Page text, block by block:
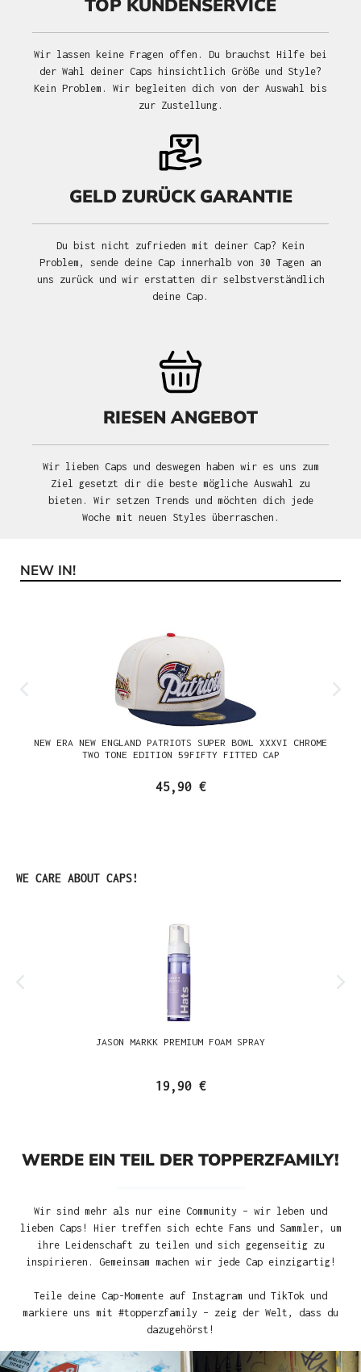
TOP KUNDENSERVICE
Wir lassen keine Fragen offen. Du brauchst Hilfe bei
der Wahl deiner Caps hinsichtlich Größe und Style?
Kein Problem. Wir begleiten dich von der Auswahl bis
zur Zustellung.
GELD ZURÜCK GARANTIE
Du bist nicht zufrieden mit deiner Cap? Kein
Problem, sende deine Cap innerhalb von 30 Tagen an
uns zurück und wir erstatten dir selbstverständlich
deine Cap.
RIESEN ANGEBOT
Wir lieben Caps und deswegen haben wir es uns zum
Ziel gesetzt dir die beste mögliche Auswahl zu
bieten. Wir setzen Trends und möchten dich jede
Woche mit neuen Styles überraschen.
Produktgalerie überspringen
NEW IN!
NEW ERA NEW ENGLAND PATRIOTS SUPER BOWL XXXVI CHROME
TWO TONE EDITION 59FIFTY FITTED CAP
45,90 €
Produktgalerie überspringen
WE CARE ABOUT CAPS!
JASON MARKK PREMIUM FOAM SPRAY
19,90 €
WERDE EIN TEIL DER TOPPERZFAMILY!
Wir sind mehr als nur eine Community – wir leben und
lieben Caps! Hier treffen sich echte Fans und Sammler, um
ihre Leidenschaft zu teilen und sich gegenseitig zu
inspirieren. Gemeinsam machen wir jede Cap einzigartig!
Teile deine Cap-Momente auf Instagram und TikTok und
markiere uns mit #topperzfamily – zeig der Welt, dass du
dazugehörst!